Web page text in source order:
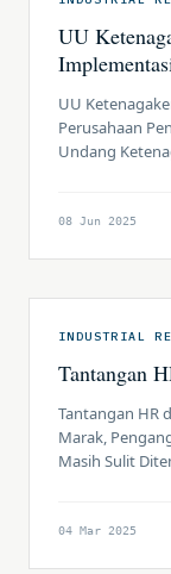
UU
UU
Perusahaan
Undang
Tahun 2020
regulasi ini
08 Jun 2025
INDUSTRIAL
Tantangan
Tantangan HR
Marak,
Masih Sulit
pertumbuhan
04 Mar 2025